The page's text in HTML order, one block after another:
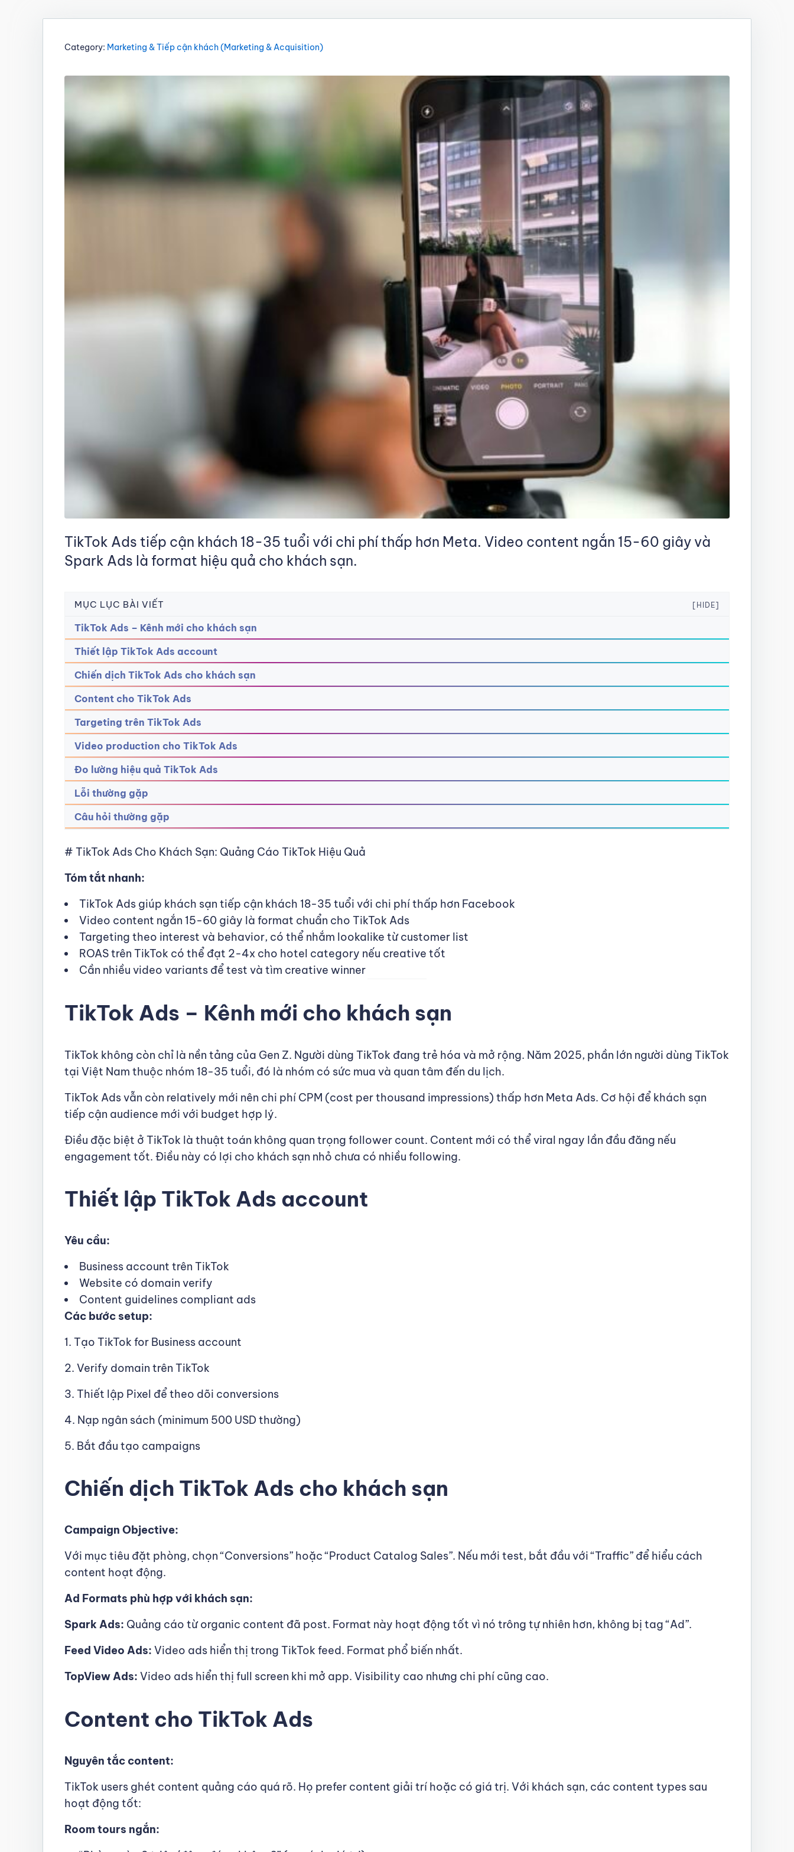
Category: Marketing & Tiếp cận khách (Marketing & Acquisition)
TikTok Ads tiếp cận khách 18-35 tuổi với chi phí thấp hơn Meta. Video content ngắn 15-60 giây và
Spark Ads là format hiệu quả cho khách sạn.
MỤC LỤC BÀI VIẾT [HIDE]
TikTok Ads – Kênh mới cho khách sạn
Thiết lập TikTok Ads account
Chiến dịch TikTok Ads cho khách sạn
Content cho TikTok Ads
Targeting trên TikTok Ads
Video production cho TikTok Ads
Đo lường hiệu quả TikTok Ads
Lỗi thường gặp
Câu hỏi thường gặp
# TikTok Ads Cho Khách Sạn: Quảng Cáo TikTok Hiệu Quả
Tóm tắt nhanh:
TikTok Ads giúp khách sạn tiếp cận khách 18-35 tuổi với chi phí thấp hơn Facebook
Video content ngắn 15-60 giây là format chuẩn cho TikTok Ads
Targeting theo interest và behavior, có thể nhắm lookalike từ customer list
ROAS trên TikTok có thể đạt 2-4x cho hotel category nếu creative tốt
Cần nhiều video variants để test và tìm creative winner
TikTok Ads – Kênh mới cho khách sạn
TikTok không còn chỉ là nền tảng của Gen Z. Người dùng TikTok đang trẻ hóa và mở rộng. Năm 2025, phần lớn người dùng TikTok
tại Việt Nam thuộc nhóm 18-35 tuổi, đó là nhóm có sức mua và quan tâm đến du lịch.
TikTok Ads vẫn còn relatively mới nên chi phí CPM (cost per thousand impressions) thấp hơn Meta Ads. Cơ hội để khách sạn
tiếp cận audience mới với budget hợp lý.
Điều đặc biệt ở TikTok là thuật toán không quan trọng follower count. Content mới có thể viral ngay lần đầu đăng nếu
engagement tốt. Điều này có lợi cho khách sạn nhỏ chưa có nhiều following.
Thiết lập TikTok Ads account
Yêu cầu:
Business account trên TikTok
Website có domain verify
Content guidelines compliant ads
Các bước setup:
1. Tạo TikTok for Business account
2. Verify domain trên TikTok
3. Thiết lập Pixel để theo dõi conversions
4. Nạp ngân sách (minimum 500 USD thường)
5. Bắt đầu tạo campaigns
Chiến dịch TikTok Ads cho khách sạn
Campaign Objective:
Với mục tiêu đặt phòng, chọn “Conversions” hoặc “Product Catalog Sales”. Nếu mới test, bắt đầu với “Traffic” để hiểu cách
content hoạt động.
Ad Formats phù hợp với khách sạn:
Spark Ads: Quảng cáo từ organic content đã post. Format này hoạt động tốt vì nó trông tự nhiên hơn, không bị tag “Ad”.
Feed Video Ads: Video ads hiển thị trong TikTok feed. Format phổ biến nhất.
TopView Ads: Video ads hiển thị full screen khi mở app. Visibility cao nhưng chi phí cũng cao.
Content cho TikTok Ads
Nguyên tắc content:
TikTok users ghét content quảng cáo quá rõ. Họ prefer content giải trí hoặc có giá trị. Với khách sạn, các content types sau
hoạt động tốt:
Room tours ngắn: